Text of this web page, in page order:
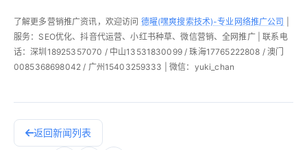
了解更多营销推广资讯，欢迎访问 德曜(嘿爽搜索技术)-专业网络推广公司
服务：SEO优化、抖音代运营、小红书种草、微信营销、全网推广 | 联系电
话：深圳18925357070 / 中山13531830099 / 珠海17765222808 / 澳门
0085368698042 / 广州15403259333 | 微信：yuki_chan
返回新闻列表